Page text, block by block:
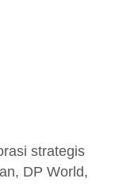
strategis
DP World,